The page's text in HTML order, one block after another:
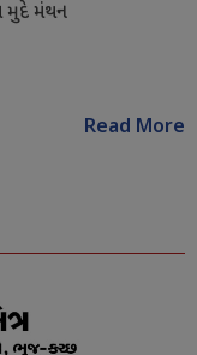
મુદે મંથન
Read More